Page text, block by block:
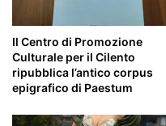
Il Centro di Promozione
Culturale per il Cilento
ripubblica l’antico corpus
epigrafico di Paestum